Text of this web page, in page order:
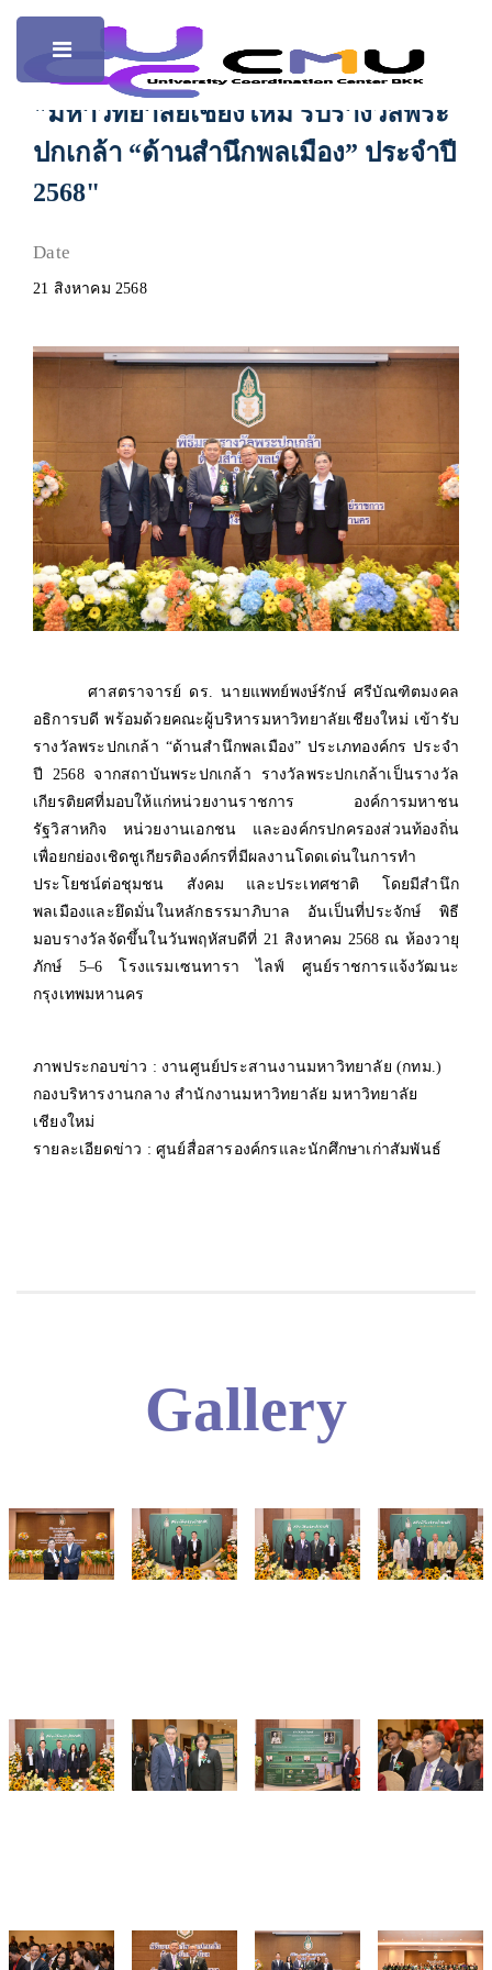
"มหาวิทยาลัยเชียงใหม่ รับรางวัลพระ
ปกเกล้า “ด้านสำนึกพลเมือง” ประจำปี
2568"
Date
21 สิงหาคม 2568
ศาสตราจารย์ ดร. นายแพทย์พงษ์รักษ์ ศรีบัณฑิตมงคล
อธิการบดี พร้อมด้วยคณะผู้บริหารมหาวิทยาลัยเชียงใหม่ เข้ารับ
รางวัลพระปกเกล้า “ด้านสำนึกพลเมือง” ประเภทองค์กร ประจำ
ปี 2568 จากสถาบันพระปกเกล้า รางวัลพระปกเกล้าเป็นรางวัล
เกียรติยศที่มอบให้แก่หน่วยงานราชการ องค์การมหาชน
รัฐวิสาหกิจ หน่วยงานเอกชน และองค์กรปกครองส่วนท้องถิ่น
เพื่อยกย่องเชิดชูเกียรติองค์กรที่มีผลงานโดดเด่นในการทำ
ประโยชน์ต่อชุมชน สังคม และประเทศชาติ โดยมีสำนึก
พลเมืองและยึดมั่นในหลักธรรมาภิบาล อันเป็นที่ประจักษ์ พิธี
มอบรางวัลจัดขึ้นในวันพฤหัสบดีที่ 21 สิงหาคม 2568 ณ ห้องวายุ
ภักษ์ 5–6 โรงแรมเซนทารา ไลฟ์ ศูนย์ราชการแจ้งวัฒนะ
กรุงเทพมหานคร
ภาพประกอบข่าว : งานศูนย์ประสานงานมหาวิทยาลัย (กทม.)
กองบริหารงานกลาง สำนักงานมหาวิทยาลัย มหาวิทยาลัย
เชียงใหม่
รายละเอียดข่าว : ศูนย์สื่อสารองค์กรและนักศึกษาเก่าสัมพันธ์
Gallery
(กทม.)
Toggle